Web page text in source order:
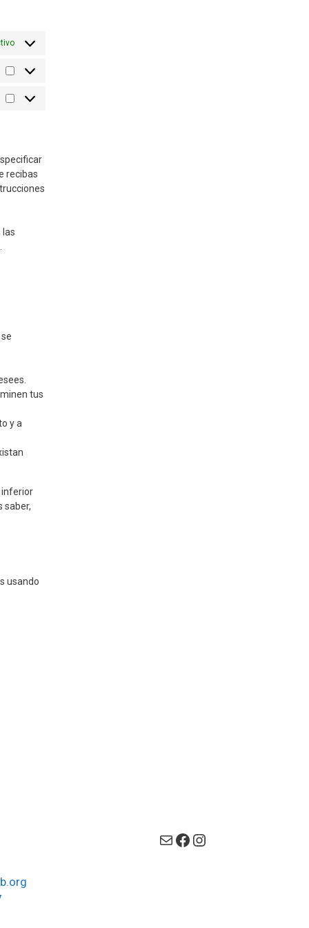
Estadísticas
Marketing
recibas
las
tus
y a
inferior
saber,
usando
MailFacebook
Instagram